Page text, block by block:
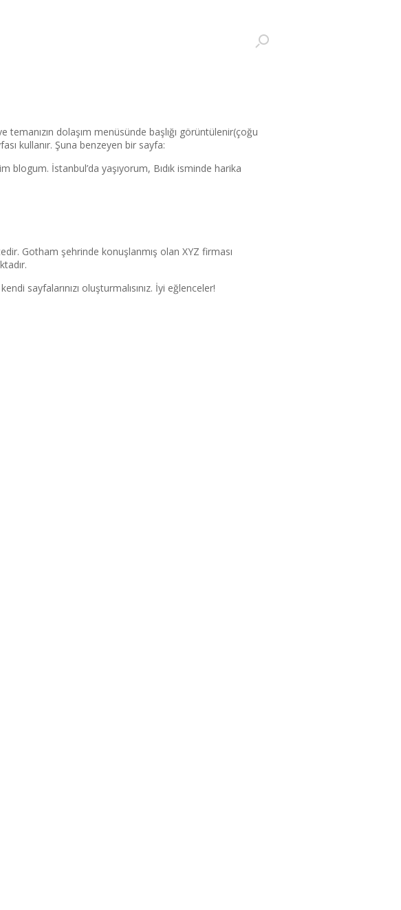
temanızın dolaşım menüsünde başlığı görüntülenir(çoğu
kullanır. Şuna benzeyen bir sayfa:
İstanbul’da yaşıyorum, Bıdık isminde harika
Gotham şehrinde konuşlanmış olan XYZ firması
sayfalarınızı oluşturmalısınız. İyi eğlenceler!